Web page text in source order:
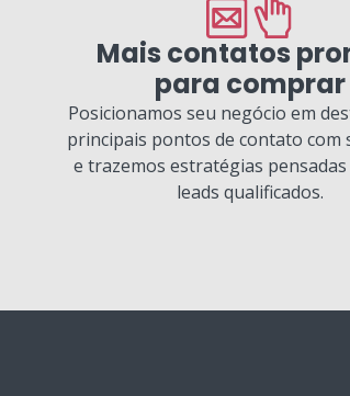
Mais contatos
para comprar
Posicionamos seu negócio em
principais pontos de contato com
e trazemos estratégias
leads qualificados.